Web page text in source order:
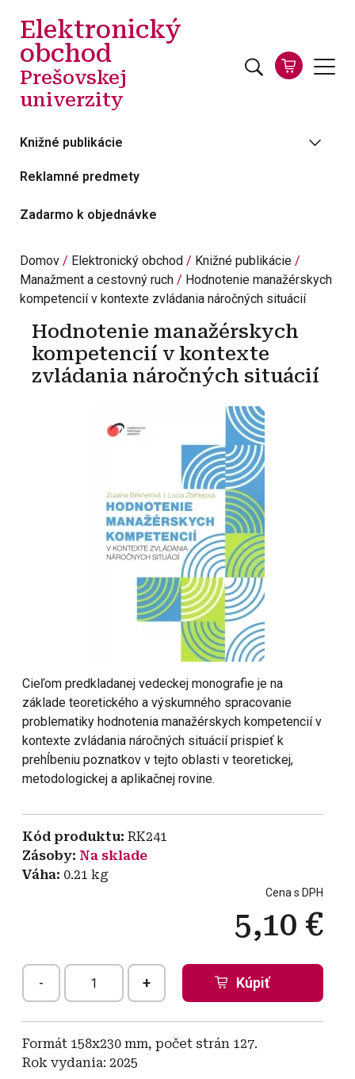
Elektronický
obchod
Prešovskej
univerzity
Knižné publikácie
Reklamné predmety
Zadarmo k objednávke
Domov Elektronický obchod
Knižné publikácie
Manažment a cestovný ruch
Hodnotenie manažérskych
kompetencií v kontexte zvládania náročných situácií
Hodnotenie manažérskych
kompetencií v kontexte
zvládania náročných situácií
Cieľom predkladanej vedeckej monografie je na
základe teoretického a výskumného spracovanie
problematiky hodnotenia manažérskych kompetencií v
kontexte zvládania náročných situácií prispieť k
prehĺbeniu poznatkov v tejto oblasti v teoretickej,
metodologickej a aplikačnej rovine.
Kód produktu RK241
Zásoby Na sklade
Váha 0.21 kg
Cena s DPH
5,10 €
- +
Formát 158x230 mm, počet strán 127.
Rok vydania: 2025